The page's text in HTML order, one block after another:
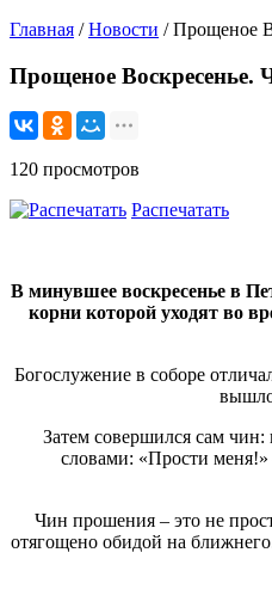
Главная /Новости / Прощеное
Прощеное Воскресенье.
120 просмотров
Распечатать
В минувшее воскресенье в
корни которой уходят во
Богослужение в соборе
Затем совершился сам
словами: «Прости
Чин прошения – это не
отягощено обидой на